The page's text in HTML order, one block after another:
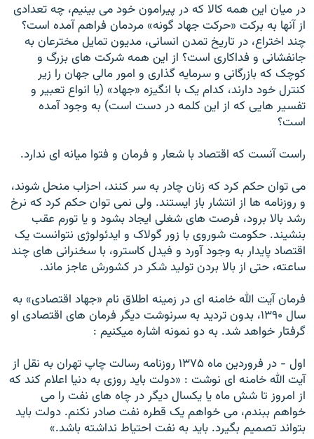
در ميان اين همه کالا که در پيرامون خود می بينيم، چه تعدادی
از آنها به برکت «حرکت جهاد گونه» مردمان فراهم آمده است؟
چند اختراع، در تاريخ تمدن انسانی، مديون تمايل مخترعان به
جانفشانی و فداکاری است؟ از اين همه شرکت های بزرگ و
کوچک که بازرگانی و سرمايه گذاری و امور مالی جهان را زير
کنترل خود دارند، کدام يک با انگيزه «جهاد» (با انواع تعبير و
تفسير هايی که از اين کلمه در دست است) به وجود آمده
است؟
راست آنست که اقتصاد با شعار و فرمان و فتوا ميانه ای ندارد.
می توان حکم کرد که زنان چادر به سر کنند، احزاب منحل شوند،
و روزنامه ها از انتشار باز ايستند. ولی نمی توان حکم کرد که نرخ
رشد بالا برود، فرصت های شغلی ايجاد بشود و يا تورم عقب
بنشيند. حکومت شوروی با زور گولاک و ايدئولوژی نتوانست يک
اقتصاد پايدار به وجود آورد و فيدل کاسترو، با سخنرانی های چند
ساعته، حتی از بالا بردن توليد شکر در کشورش عاجز ماند.
فرمان آيت الله خامنه ای در زمينه اطلاق نام «جهاد اقتصادی» به
سال ۱۳۹۰، بدون ترديد به سرنوشت ديگر فرمان های اقتصادی او
گرفتار خواهد شد. به دو نمونه اشاره ميکنيم :
اول - در فروردين ماه ۱۳۷۵ روزنامه رسالت چاپ تهران به نقل از
آيت الله خامنه ای نوشت : «دولت بايد روزی به دنيا اعلام کند که
از امروز تا شش ماه يا يکسال ديگر در چاه های نفت را می
خواهم ببندم، می خواهم يک قطره نفت صادر نکنم. دولت بايد
بتواند تصميم بگيرد. بايد به نفت احتياط نداشته باشد.»